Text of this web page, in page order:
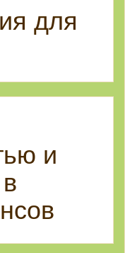
для
и